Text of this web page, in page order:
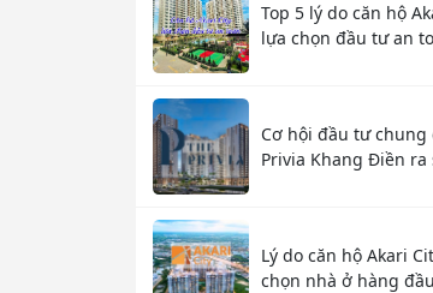
Top 5 lý do căn hộ
lựa chọn đầu tư an
Cơ hội đầu tư chung
Privia Khang Điền ra
Lý do căn hộ Akari
chọn nhà ở hàng